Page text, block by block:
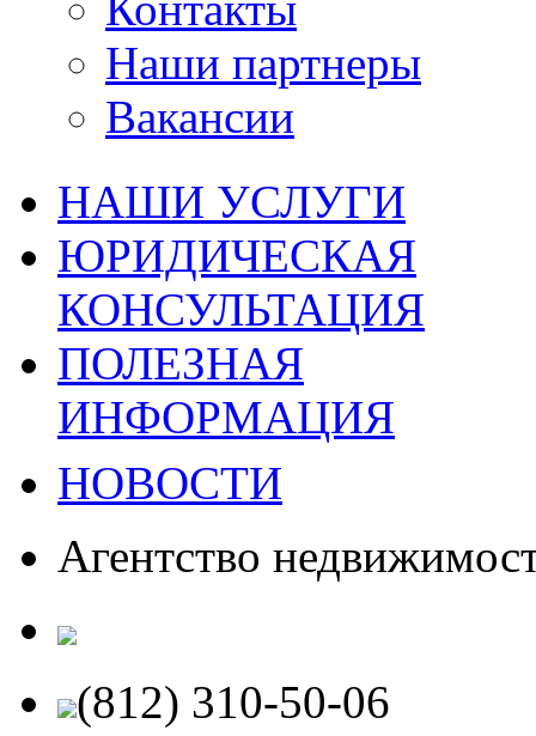
Наши партнеры
Вакансии
НАШИ УСЛУГИ
ЮРИДИЧЕСКАЯ
КОНСУЛЬТАЦИЯ
ПОЛЕЗНАЯ
ИНФОРМАЦИЯ
НОВОСТИ
Агентство
(812) 310-50-06